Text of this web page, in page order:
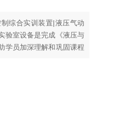
综合实训装置|液压气动
验室设备是完成《液压与
学员加深理解和巩固课程